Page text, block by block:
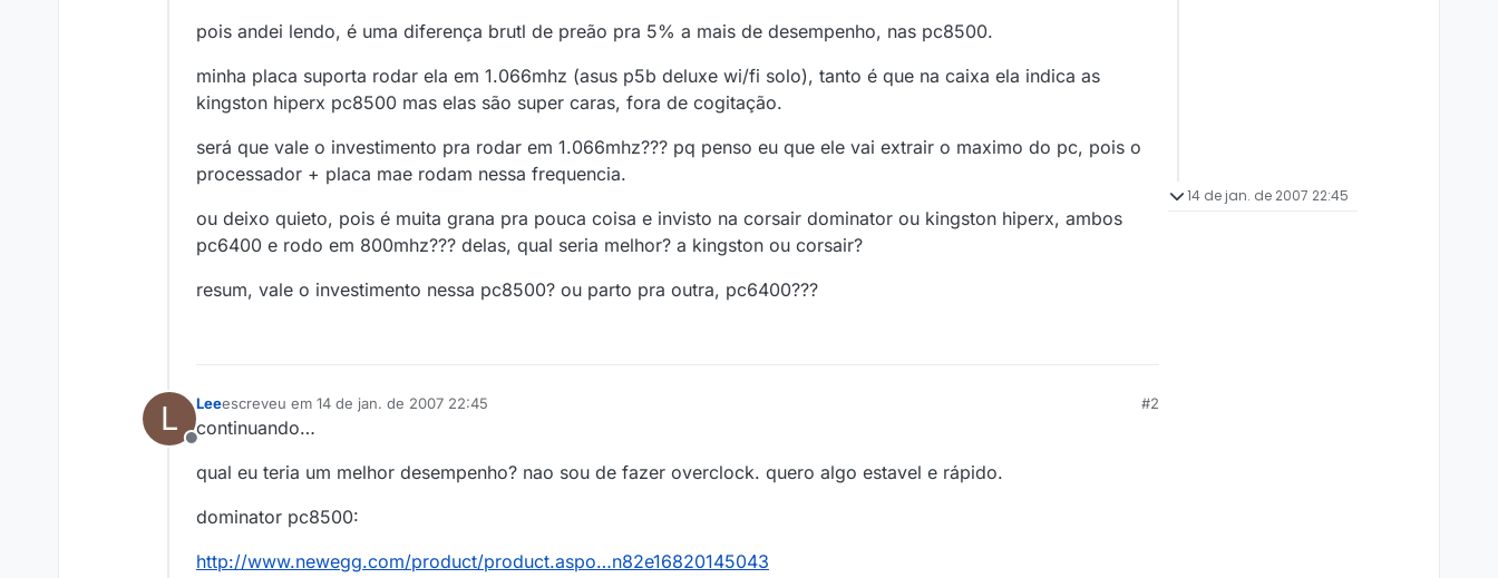
pois andei lendo, é uma diferença brutl de preão pra 5% a mais de desempenho, nas pc8500.
minha placa suporta rodar ela em 1.066mhz (asus p5b deluxe wi/fi solo), tanto é que na caixa ela indica as
kingston hiperx pc8500 mas elas são super caras, fora de cogitação.
será que vale o investimento pra rodar em 1.066mhz??? pq penso eu que ele vai extrair o maximo do pc, pois o
processador + placa mae rodam nessa frequencia.
ou deixo quieto, pois é muita grana pra pouca coisa e invisto na corsair dominator ou kingston hiperx, ambos
pc6400 e rodo em 800mhz??? delas, qual seria melhor? a kingston ou corsair?
resum, vale o investimento nessa pc8500? ou parto pra outra, pc6400???
L
Offline
Leeescreveu em 14 de jan. de 2007 22:45
última edição por
#2
continuando…
qual eu teria um melhor desempenho? nao sou de fazer overclock. quero algo estavel e rápido.
dominator pc8500:
http://www.newegg.com/product/product.aspo…n82e16820145043
14 de jan. de 2007 22:45